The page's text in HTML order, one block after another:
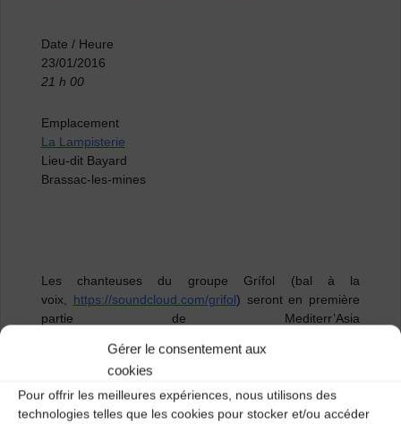
Gérer le consentement aux
cookies
Pour offrir les meilleures expériences, nous utilisons des
technologies telles que les cookies pour stocker et/ou accéder
Date / Heure
23/01/2016
21 h 00
Emplacement
La Lampisterie
Lieu-dit Bayard
Brassac-les-mines
Les chanteuses du groupe Grífol (bal à la
voix, https://soundcloud.com/grifol) seront en première
partie de Mediterr’Asia
dit Bayard , Brassac les Mines).
Catégories